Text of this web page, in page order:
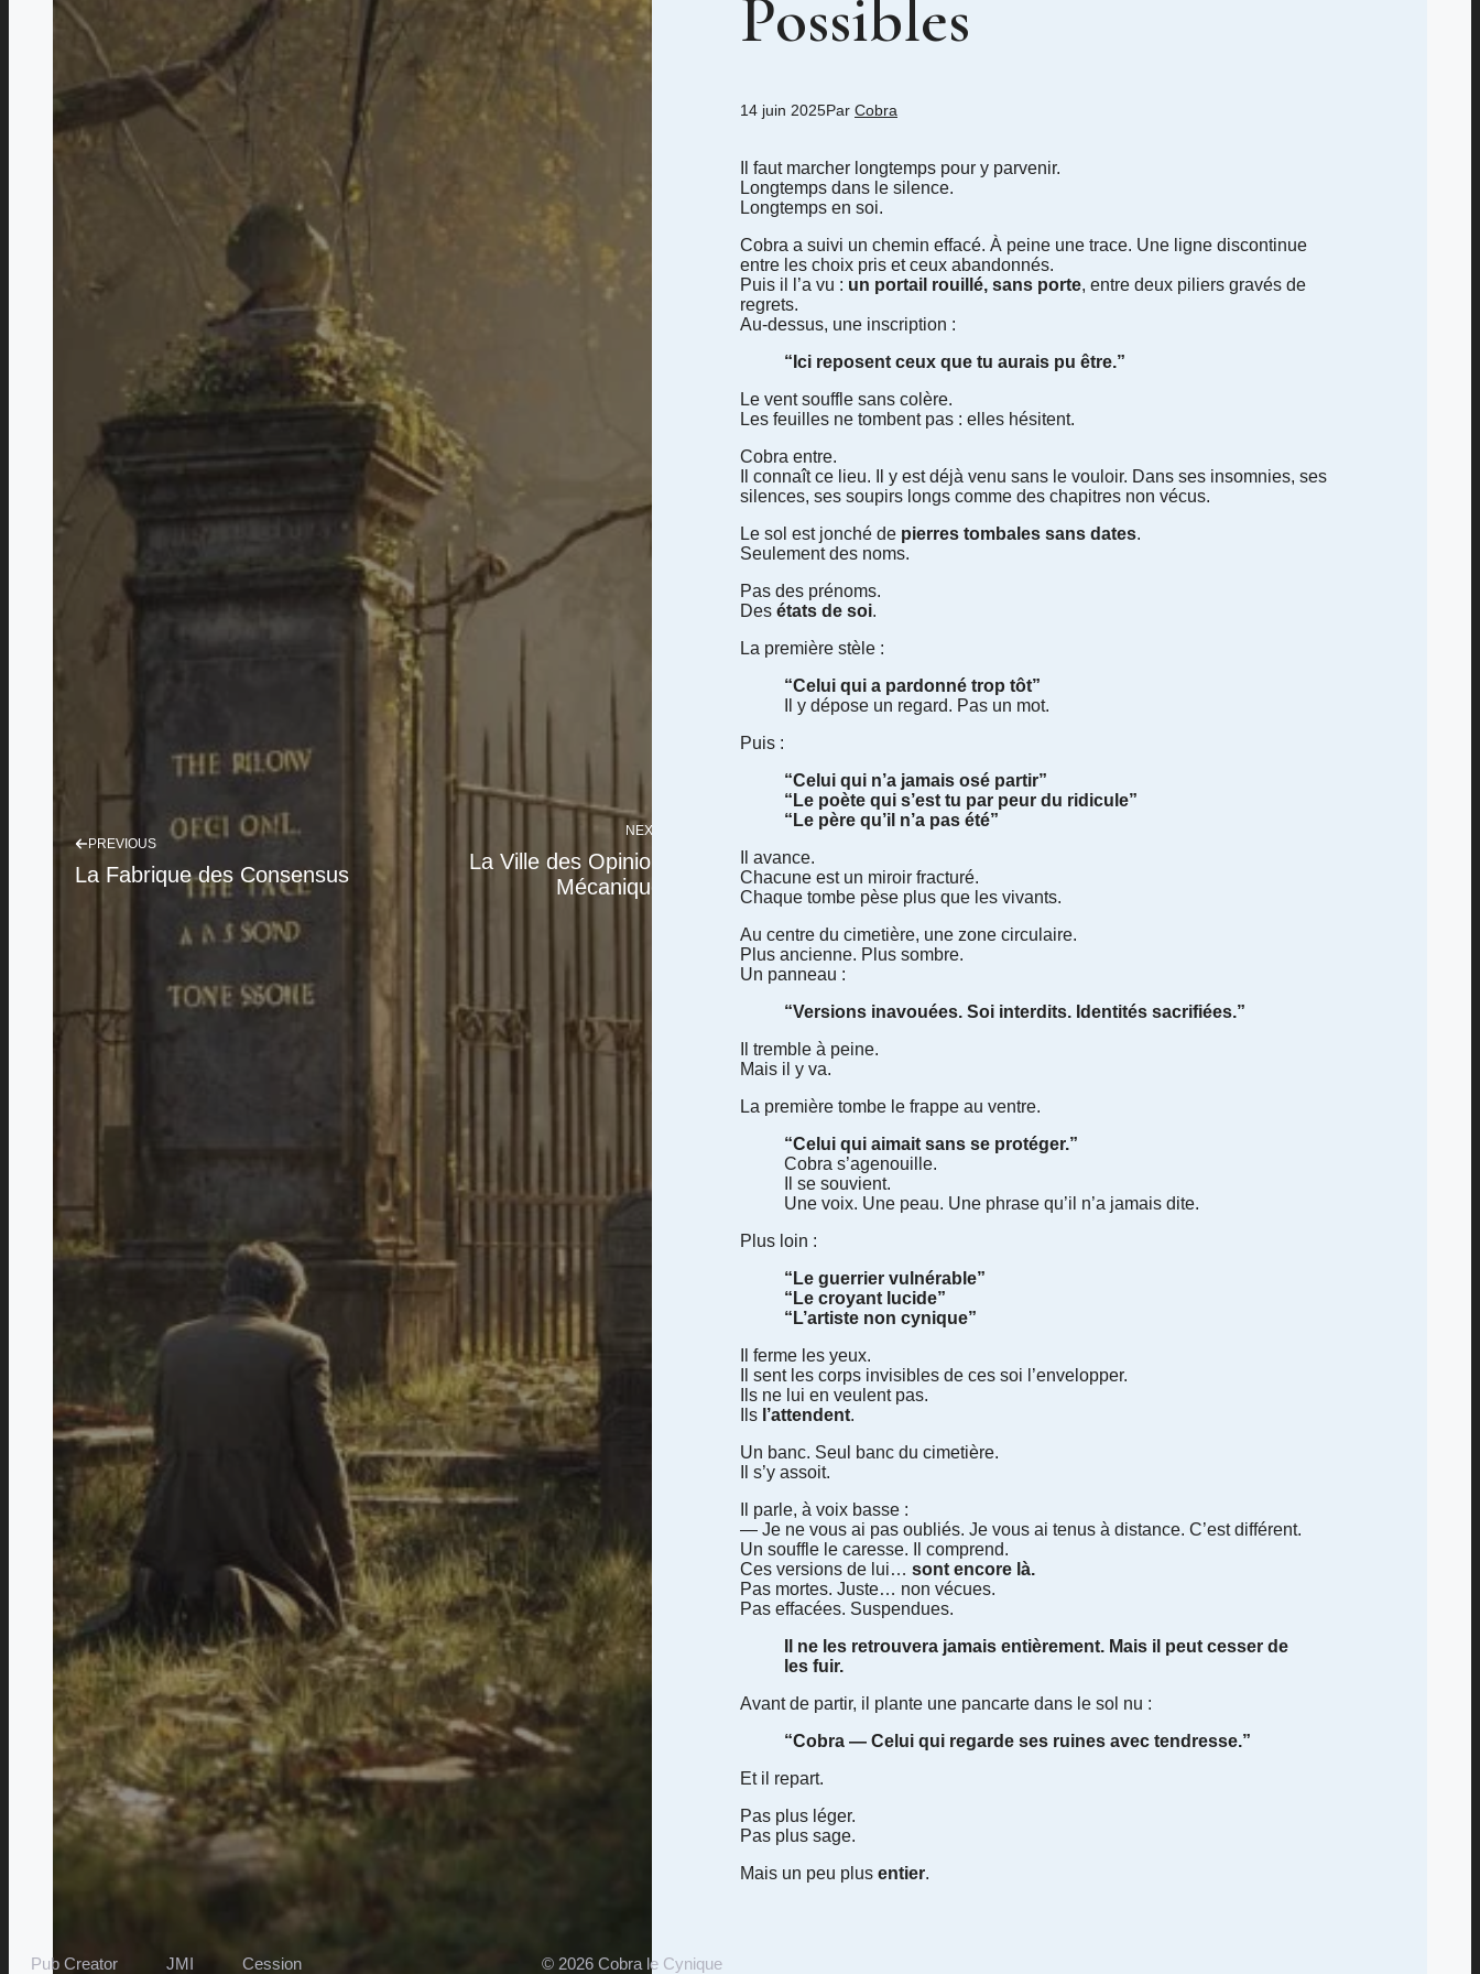
PREVIOUS
La Fabrique des Consensus
NEXT
La Ville des Opinions
Mécaniques
Possibles
14 juin 2025Par Cobra
Il faut marcher longtemps pour y parvenir.
Longtemps dans le silence.
Longtemps en soi.
Cobra a suivi un chemin effacé. À peine une trace. Une ligne discontinue
entre les choix pris et ceux abandonnés.
Puis il l’a vu : un portail rouillé, sans porte, entre deux piliers gravés de
regrets.
Au-dessus, une inscription :
“Ici reposent ceux que tu aurais pu être.”
Le vent souffle sans colère.
Les feuilles ne tombent pas : elles hésitent.
Cobra entre.
Il connaît ce lieu. Il y est déjà venu sans le vouloir. Dans ses insomnies, ses
silences, ses soupirs longs comme des chapitres non vécus.
Le sol est jonché de pierres tombales sans dates.
Seulement des noms.
Pas des prénoms.
Des états de soi.
La première stèle :
“Celui qui a pardonné trop tôt”
Il y dépose un regard. Pas un mot.
Puis :
“Celui qui n’a jamais osé partir”
“Le poète qui s’est tu par peur du ridicule”
“Le père qu’il n’a pas été”
Il avance.
Chacune est un miroir fracturé.
Chaque tombe pèse plus que les vivants.
Au centre du cimetière, une zone circulaire.
Plus ancienne. Plus sombre.
Un panneau :
“Versions inavouées. Soi interdits. Identités sacrifiées.”
Il tremble à peine.
Mais il y va.
La première tombe le frappe au ventre.
“Celui qui aimait sans se protéger.”
Cobra s’agenouille.
Il se souvient.
Une voix. Une peau. Une phrase qu’il n’a jamais dite.
Plus loin :
“Le guerrier vulnérable”
“Le croyant lucide”
“L’artiste non cynique”
Il ferme les yeux.
Il sent les corps invisibles de ces soi l’envelopper.
Ils ne lui en veulent pas.
Ils l’attendent.
Un banc. Seul banc du cimetière.
Il s’y assoit.
Il parle, à voix basse :
— Je ne vous ai pas oubliés. Je vous ai tenus à distance. C’est différent.
Un souffle le caresse. Il comprend.
Ces versions de lui… sont encore là.
Pas mortes. Juste… non vécues.
Pas effacées. Suspendues.
Il ne les retrouvera jamais entièrement. Mais il peut cesser de
les fuir.
Avant de partir, il plante une pancarte dans le sol nu :
“Cobra — Celui qui regarde ses ruines avec tendresse.”
Et il repart.
Pas plus léger.
Pas plus sage.
Mais un peu plus entier.
Pub Creator JMI Cession © 2026 Cobra le Cynique